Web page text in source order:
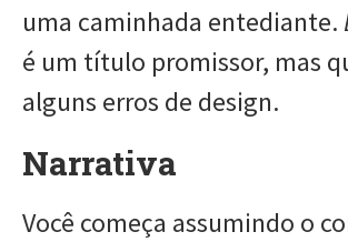
uma caminhada entediante.
é um título promissor, mas
alguns erros de design.
Narrativa
Você começa assumindo o